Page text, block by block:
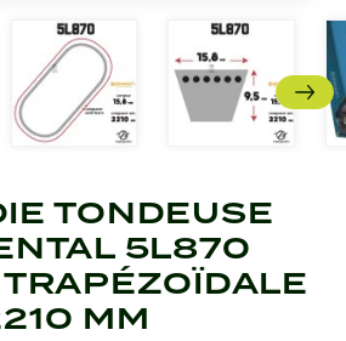
TONDEUSE
5L870
MM